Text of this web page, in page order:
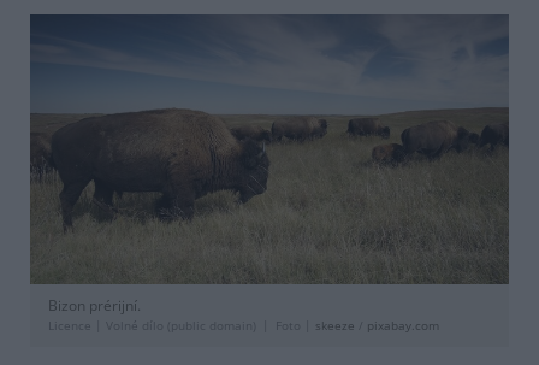
Bizon prérijní.
Licence | Volné dílo (public domain) Foto | skeeze pixabay.com